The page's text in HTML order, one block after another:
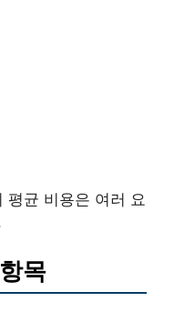
평균 비용은 여러 요
목